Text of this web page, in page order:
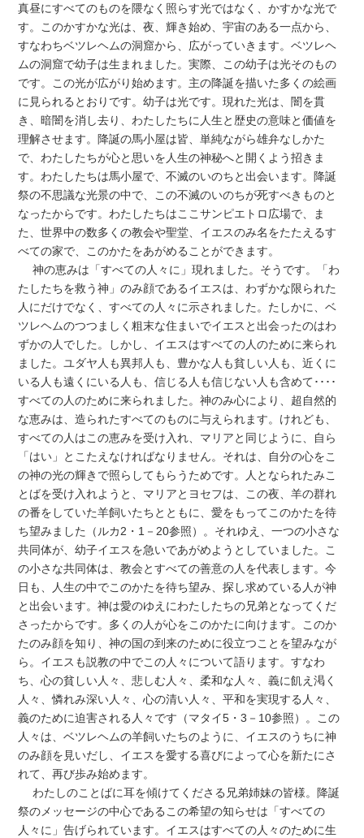
真昼にすべてのものを隈なく照らす光ではなく、かすかな光で
す。このかすかな光は、夜、輝き始め、宇宙のある一点から、
すなわちベツレヘムの洞窟から、広がっていきます。ベツレヘ
ムの洞窟で幼子は生まれました。実際、この幼子は光そのもの
です。この光が広がり始めます。主の降誕を描いた多くの絵画
に見られるとおりです。幼子は光です。現れた光は、闇を貫
き、暗闇を消し去り、わたしたちに人生と歴史の意味と価値を
理解させます。降誕の馬小屋は皆、単純ながら雄弁なしかた
で、わたしたちが心と思いを人生の神秘へと開くよう招きま
す。わたしたちは馬小屋で、不滅のいのちと出会います。降誕
祭の不思議な光景の中で、この不滅のいのちが死すべきものと
なったからです。わたしたちはここサンピエトロ広場で、ま
た、世界中の数多くの教会や聖堂、イエスのみ名をたたえるす
べての家で、このかたをあがめることができます。
神の恵みは「すべての人々に」現れました。そうです。「わ
たしたちを救う神」のみ顔であるイエスは、わずかな限られた
人にだけでなく、すべての人々に示されました。たしかに、ベ
ツレヘムのつつましく粗末な住まいでイエスと出会ったのはわ
ずかの人でした。しかし、イエスはすべての人のために来られ
ました。ユダヤ人も異邦人も、豊かな人も貧しい人も、近くに
いる人も遠くにいる人も、信じる人も信じない人も含めて････
すべての人のために来られました。神のみ心により、超自然的
な恵みは、造られたすべてのものに与えられます。けれども、
すべての人はこの恵みを受け入れ、マリアと同じように、自ら
「はい」とこたえなければなりません。それは、自分の心をこ
の神の光の輝きで照らしてもらうためです。人となられたみこ
とばを受け入れようと、マリアとヨセフは、この夜、羊の群れ
の番をしていた羊飼いたちとともに、愛をもってこのかたを待
ち望みました（ルカ2・1－20参照）。それゆえ、一つの小さな
共同体が、幼子イエスを急いであがめようとしていました。こ
の小さな共同体は、教会とすべての善意の人を代表します。今
日も、人生の中でこのかたを待ち望み、探し求めている人が神
と出会います。神は愛のゆえにわたしたちの兄弟となってくだ
さったからです。多くの人が心をこのかたに向けます。このか
たのみ顔を知り、神の国の到来のために役立つことを望みなが
ら。イエスも説教の中でこの人々について語ります。すなわ
ち、心の貧しい人々、悲しむ人々、柔和な人々、義に飢え渇く
人々、憐れみ深い人々、心の清い人々、平和を実現する人々、
義のために迫害される人々です（マタイ5・3－10参照）。この
人々は、ベツレヘムの羊飼いたちのように、イエスのうちに神
のみ顔を見いだし、イエスを愛する喜びによって心を新たにさ
れて、再び歩み始めます。
わたしのことばに耳を傾けてくださる兄弟姉妹の皆様。降誕
祭のメッセージの中心であるこの希望の知らせは「すべての
人々に」告げられています。イエスはすべての人々のために生